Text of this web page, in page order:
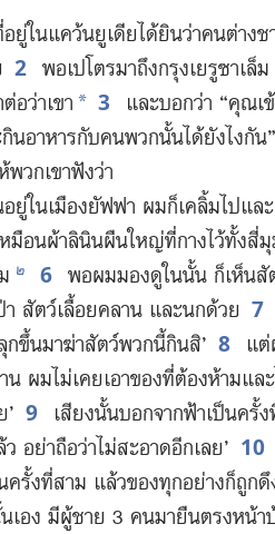
ยู่​ใน​แคว้น​ยูเดีย​ได้​ยิน​ว่า​คน​ต่าง​ช
2 พอ​เปโตร​มา​ถึง​กรุง​เยรูซาเล็
อ​ว่า​เขา * 3
และ​บอก​ว่า “คุณ​เ
น​อาหาร​กับ​คน​พวก​นั้น​ได้​ยัง​ไง​กัน”
พวก​เขา​ฟัง​ว่า
ยู่​ใน​เมือง​ยัฟฟา ผม​ก็​เคลิ้ม​ไป​แล
หมือน​ผ้า​ลินิน​ผืน​ใหญ่​ที่​กาง​ไว้​ทั้ง​สี่​
๒ 6 พอ​ผม​มอง​ดู​ใน​นั้น ก็​เห็น​สั
สัตว์​เลื้อยคลาน และ​นก​ด้วย 7
ก​ขึ้น​มา​ฆ่า​สัตว์​พวก​นี้​กิน​สิ’ 8
แ
ผม​ไม่​เคย​เอา​ของ​ที่​ต้อง​ห้าม​แล
9
เสียง​นั้น​บอก​จาก​ฟ้า​เป็น​ครั้
อย่า​ถือ​ว่า​ไม่​สะอาด​อีก​เลย’ 10
ครั้ง​ที่​สาม แล้ว​ของ​ทุก​อย่าง​ก็​ถูก​
เอง มี​ผู้​ชาย 3 คน​มา​ยืน​ตรง​หน้า​